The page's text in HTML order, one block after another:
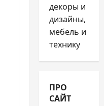
декоры и
дизайны,
мебель и
технику
ПРО
САЙТ